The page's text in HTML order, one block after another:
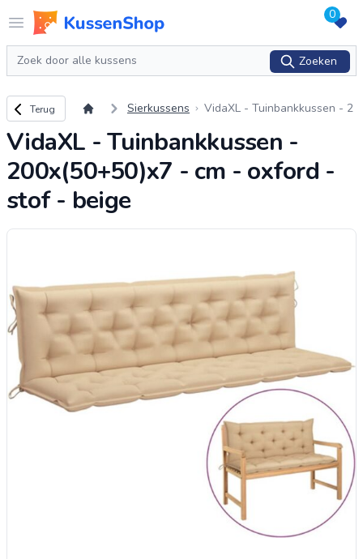
Open menu
Logo www.kussenshop.nl 0
Zoeken
Zoeken
Terug naar overzicht
Terug Sierkussens
VidaXL - Tuinbankkussen - 2
stof - beige
VidaXL - Tuinbankkussen -
200x(50+50)x7 - cm - oxford -
stof - beige